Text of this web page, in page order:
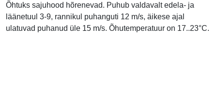
Õhtuks sajuhood hõrenevad. Puhub valdavalt edela- ja
läänetuul 3-9, rannikul puhanguti 12 m/s, äikese ajal
ulatuvad puhanud üle 15 m/s. Õhutemperatuur on 17..23°C.